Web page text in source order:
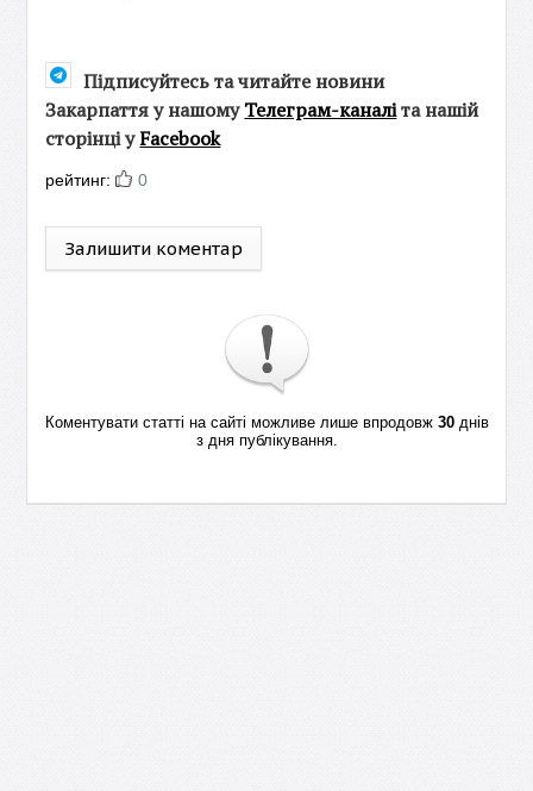
Підписуйтесь та читайте новини
Закарпаття у нашомуТелеграм-каналіта нашій
сторінці уFacebook
рейтинг: 0
Залишити коментар
Коментувати статті на сайті можливе лише впродовж 30днів
з дня публікування.